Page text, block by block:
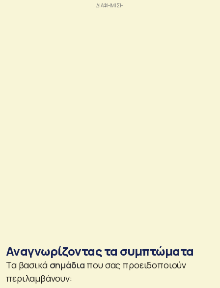
Αναγνωρίζοντας τα συμπτώματα
Τα βασικά σημάδια που σας προειδοποιούν
περιλαμβάνουν: